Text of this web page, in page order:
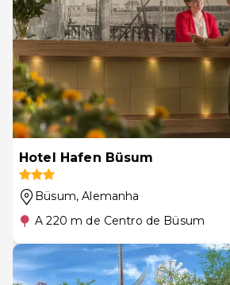
Hotel Hafen Büsum
Büsum, Alemanha
A 220 m de Centro de Büsum